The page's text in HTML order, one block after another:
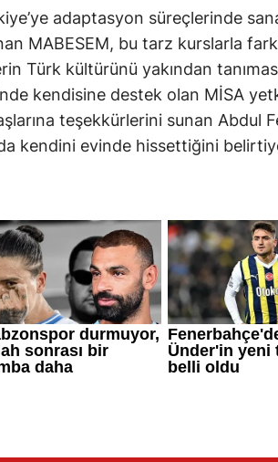
adaptasyon süreçlerinde
MABESEM, bu tarz kurslarla
Türk kültürünü yakından
kendisine destek olan MİSA
teşekkürlerini sunan Abdul
kendini evinde hissettiğini